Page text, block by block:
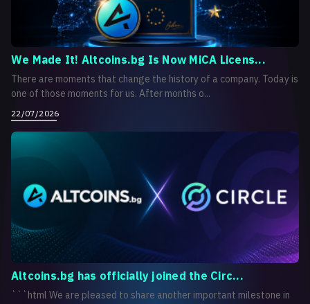
We Made It! Altcoins.bg Is Now MiCA Licens...
There are moments that change the history of a company. Today is
one of those moments for us. After months o...
22/07/2026
Altcoins.bg has officially joined the Circ...
```html We are pleased to share another important milestone in